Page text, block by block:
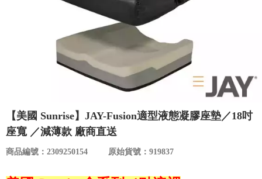
優惠活動
關於我們
【美國 Sunrise】JAY-Fusion適型液態凝膠座墊／18吋
座寬 ／減薄款 廠商直送
商品編號：2309250154 原始貨號：919837